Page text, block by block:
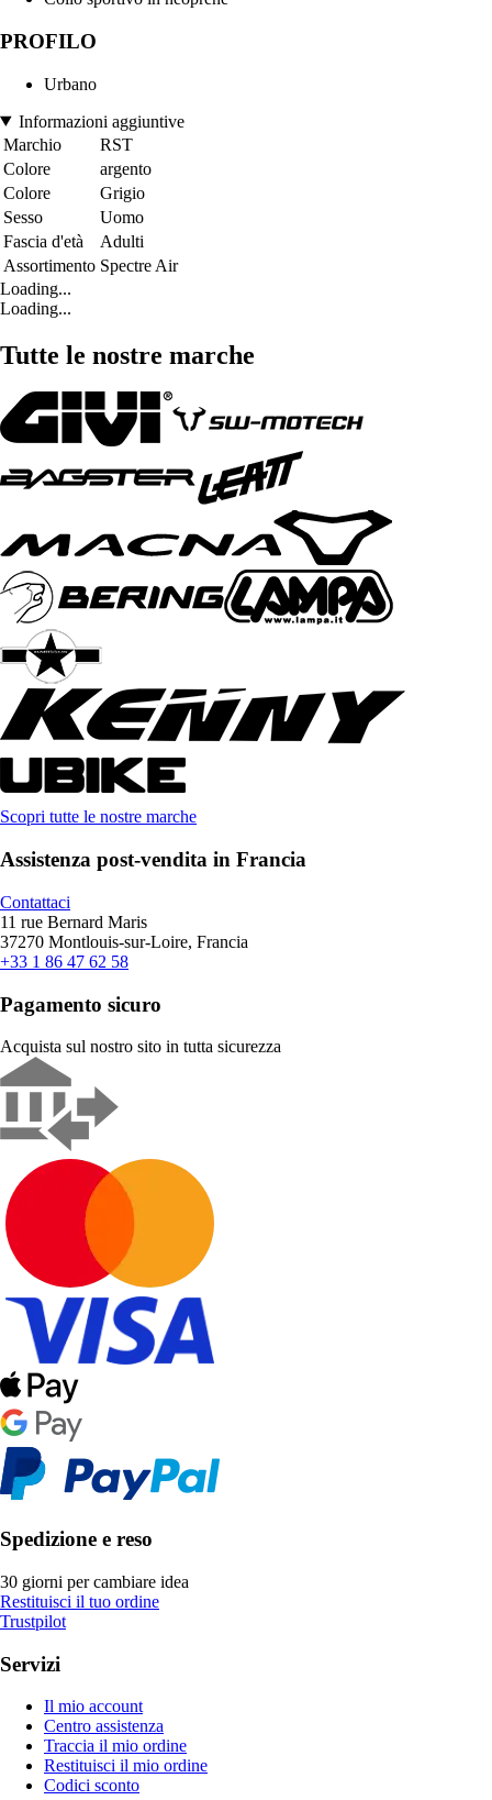
PROFILO
Urbano
Informazioni aggiuntive
Marchio
RST
Colore
argento
Colore
Grigio
Sesso
Uomo
Fascia d'età
Adulti
Assortimento Spectre Air
Loading...
Loading...
Tutte le nostre marche
Scopri tutte le nostre marche
Assistenza post-vendita in Francia
Contattaci
11 rue Bernard Maris
37270 Montlouis-sur-Loire, Francia
+33 1 86 47 62 58
Pagamento sicuro
Acquista sul nostro sito in tutta sicurezza
Spedizione e reso
30 giorni per cambiare idea
Restituisci il tuo ordine
Trustpilot
Servizi
Il mio account
Centro assistenza
Traccia il mio ordine
Restituisci il mio ordine
Codici sconto